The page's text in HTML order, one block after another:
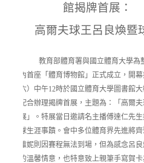
館揭牌首展：
高爾夫球王呂良煥暨
教育部體育署與國立體育大學為
內首座「體育博物館」正式成立，開
六）中午12時於國立體育大學圖書館大
配合辦理揭牌首展，主題為：「高爾
展」。特展當日邀請名主播傅達仁先
球生涯事蹟。會中多位體育界先進將
雅妮則因賽程無法到場，但為感念呂
的溫馨情意，也特意致上親筆手寫賀